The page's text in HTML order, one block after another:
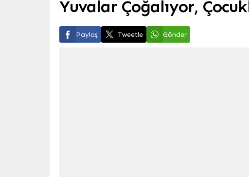
Yuvalar Çoğalıyor,
Paylaş Tweetle Gönder